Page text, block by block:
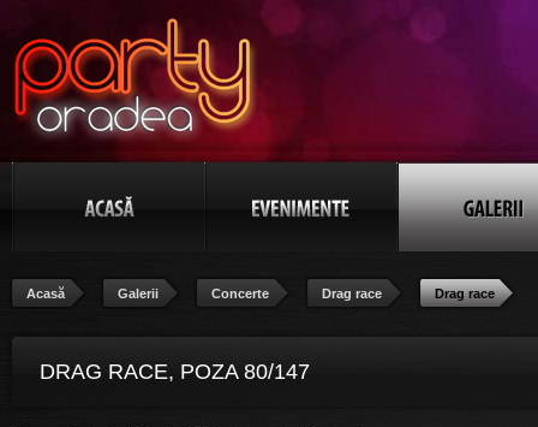
Acasă Galerii Concerte Drag race Drag race
DRAG RACE, POZA 80/147